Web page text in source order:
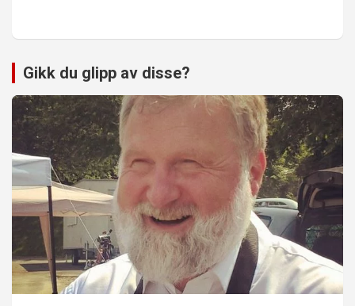
Gikk du glipp av disse?